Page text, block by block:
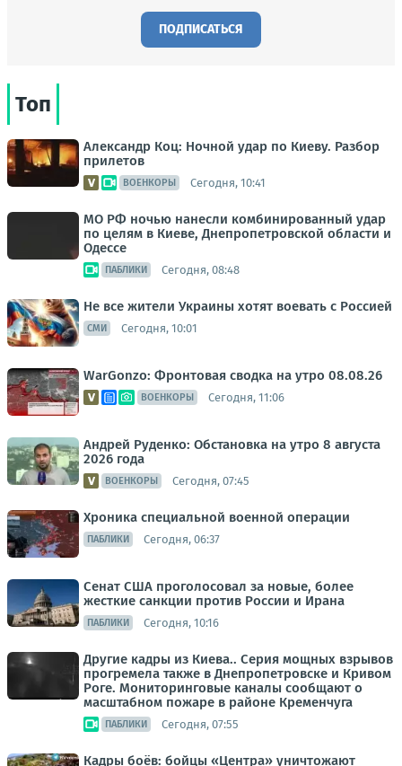
ПОДПИСАТЬСЯ
Топ
Александр Коц: Ночной удар по Киеву. Разбор
прилетов
ВОЕНКОРЫ Сегодня, 10:41
МО РФ ночью нанесли комбинированный удар
по целям в Киеве, Днепропетровской области и
Одессе
ПАБЛИКИ Сегодня, 08:48
Не все жители Украины хотят воевать с Россией
СМИ Сегодня, 10:01
WarGonzo: Фронтовая сводка на утро 08.08.26
ВОЕНКОРЫ Сегодня, 11:06
Андрей Руденко: Обстановка на утро 8 августа
2026 года
ВОЕНКОРЫ Сегодня, 07:45
Хроника специальной военной операции
ПАБЛИКИ Сегодня, 06:37
Сенат США проголосовал за новые, более
жесткие санкции против России и Ирана
ПАБЛИКИ Сегодня, 10:16
Другие кадры из Киева.. Серия мощных взрывов
прогремела также в Днепропетровске и Кривом
Роге. Мониторинговые каналы сообщают о
масштабном пожаре в районе Кременчуга
ПАБЛИКИ Сегодня, 07:55
Кадры боёв: бойцы «Центра» уничтожают